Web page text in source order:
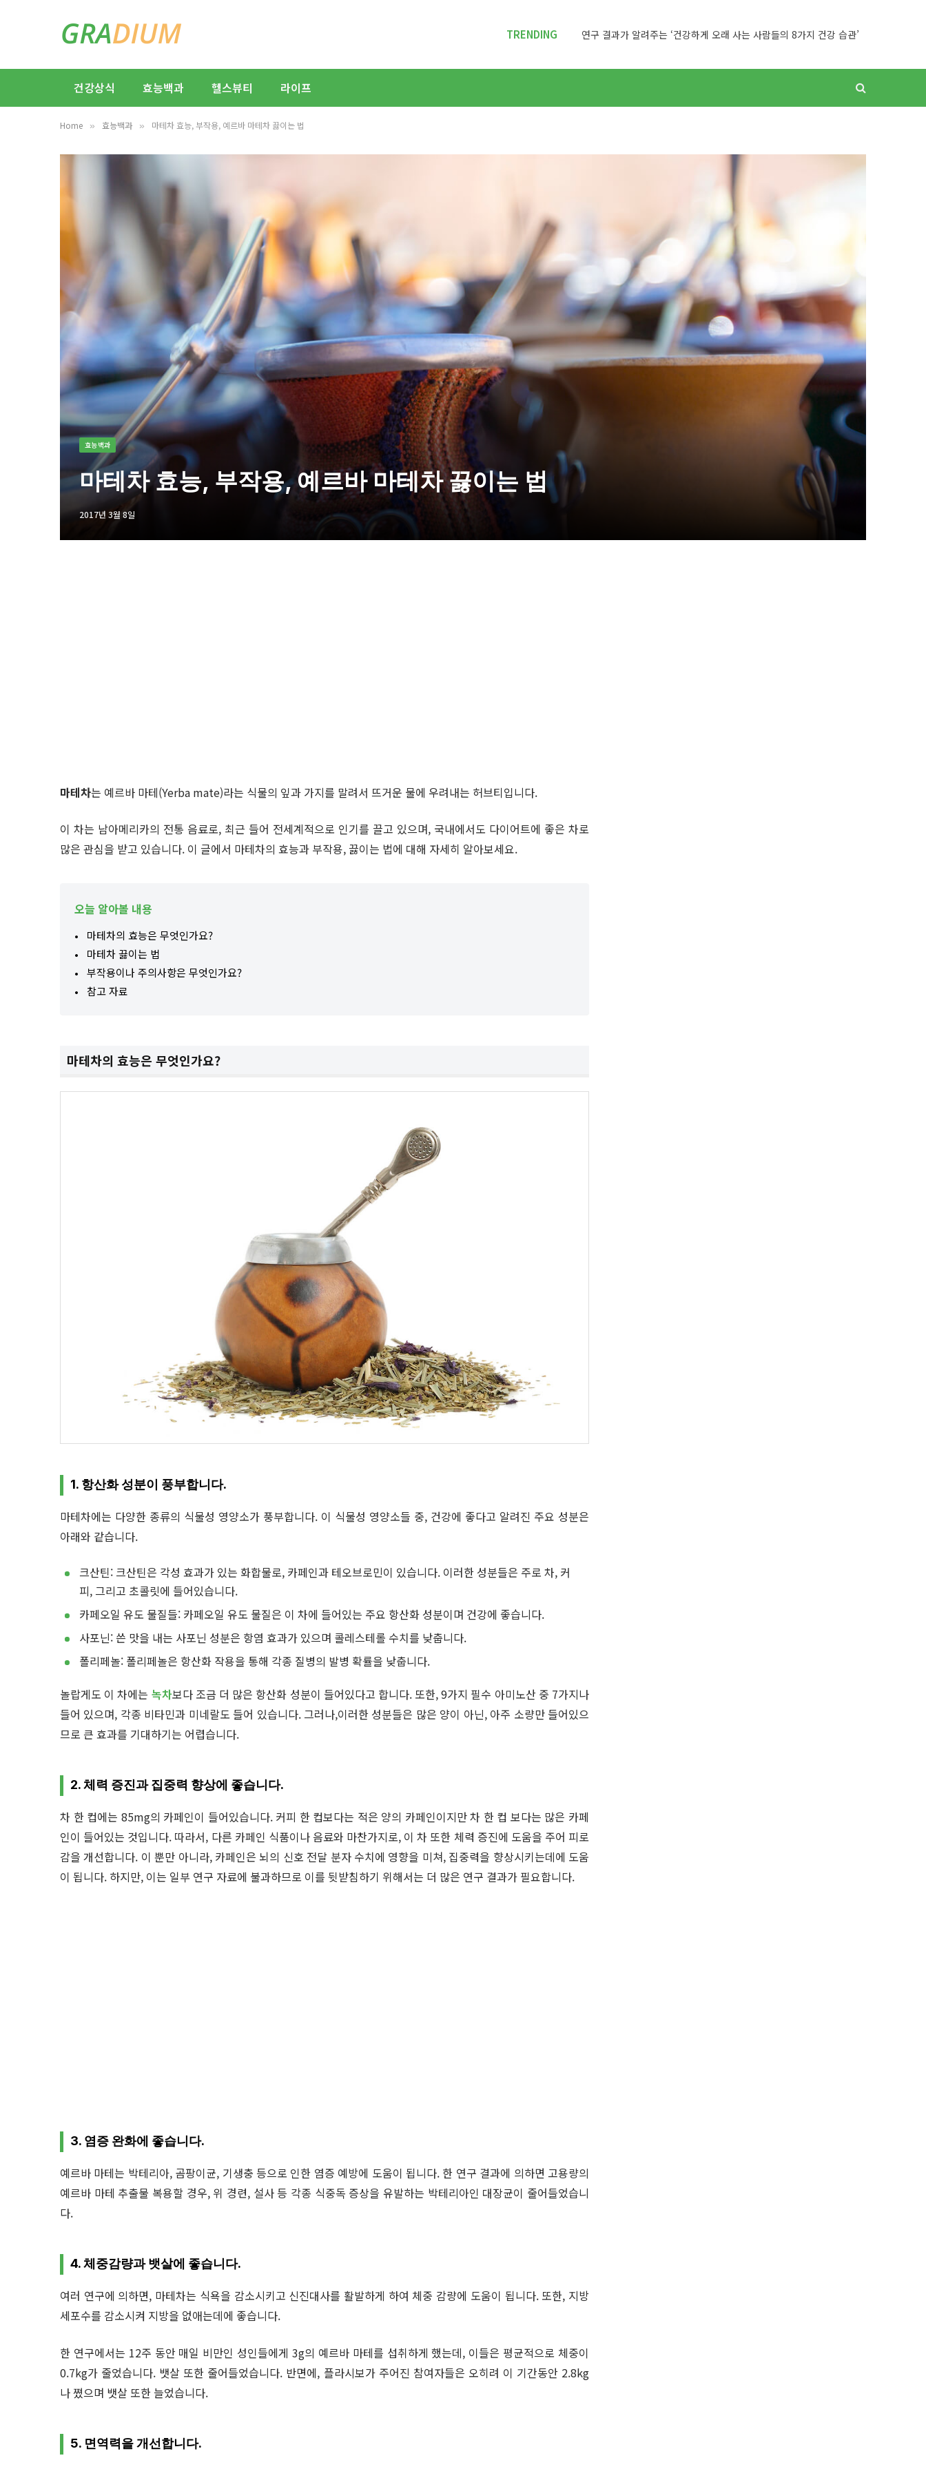
TRENDING 연구 결과가 알려주는 ‘건강하게 오래 사는 사람들의 8가지 건강 습관’
건강상식 효능백과 헬스뷰티 라이프
Home » 효능백과 » 마테차 효능, 부작용, 예르바 마테차 끓이는 법
효능백과
마테차 효능, 부작용, 예르바 마테차 끓이는 법
2017년 3월 8일
마테차는 예르바 마테(Yerba mate)라는 식물의 잎과 가지를 말려서 뜨거운 물에 우려내는 허브티입니다.
이 차는 남아메리카의 전통 음료로, 최근 들어 전세계적으로 인기를 끌고 있으며, 국내에서도 다이어트에 좋은 차로
많은 관심을 받고 있습니다. 이 글에서 마테차의 효능과 부작용, 끓이는 법에 대해 자세히 알아보세요.
오늘 알아볼 내용
마테차의 효능은 무엇인가요?
마테차 끓이는 법
부작용이나 주의사항은 무엇인가요?
참고 자료
마테차의 효능은 무엇인가요?
1. 항산화 성분이 풍부합니다.
마테차에는 다양한 종류의 식물성 영양소가 풍부합니다. 이 식물성 영양소들 중, 건강에 좋다고 알려진 주요 성분은
아래와 같습니다.
크산틴: 크산틴은 각성 효과가 있는 화합물로, 카페인과 테오브로민이 있습니다. 이러한 성분들은 주로 차, 커
피, 그리고 초콜릿에 들어있습니다.
카페오일 유도 물질들: 카페오일 유도 물질은 이 차에 들어있는 주요 항산화 성분이며 건강에 좋습니다.
사포닌: 쓴 맛을 내는 사포닌 성분은 항염 효과가 있으며 콜레스테롤 수치를 낮춥니다.
폴리페놀: 폴리페놀은 항산화 작용을 통해 각종 질병의 발병 확률을 낮춥니다.
놀랍게도 이 차에는 녹차보다 조금 더 많은 항산화 성분이 들어있다고 합니다. 또한, 9가지 필수 아미노산 중 7가지나
들어 있으며, 각종 비타민과 미네랄도 들어 있습니다. 그러나,이러한 성분들은 많은 양이 아닌, 아주 소량만 들어있으
므로 큰 효과를 기대하기는 어렵습니다.
2. 체력 증진과 집중력 향상에 좋습니다.
차 한 컵에는 85mg의 카페인이 들어있습니다. 커피 한 컵보다는 적은 양의 카페인이지만 차 한 컵 보다는 많은 카페
인이 들어있는 것입니다. 따라서, 다른 카페인 식품이나 음료와 마찬가지로, 이 차 또한 체력 증진에 도움을 주어 피로
감을 개선합니다. 이 뿐만 아니라, 카페인은 뇌의 신호 전달 분자 수치에 영향을 미쳐, 집중력을 향상시키는데에 도움
이 됩니다. 하지만, 이는 일부 연구 자료에 불과하므로 이를 뒷받침하기 위해서는 더 많은 연구 결과가 필요합니다.
3. 염증 완화에 좋습니다.
예르바 마테는 박테리아, 곰팡이균, 기생충 등으로 인한 염증 예방에 도움이 됩니다. 한 연구 결과에 의하면 고용량의
예르바 마테 추출물 복용할 경우, 위 경련, 설사 등 각종 식중독 증상을 유발하는 박테리아인 대장균이 줄어들었습니
다.
4. 체중감량과 뱃살에 좋습니다.
여러 연구에 의하면, 마테차는 식욕을 감소시키고 신진대사를 활발하게 하여 체중 감량에 도움이 됩니다. 또한, 지방
세포수를 감소시켜 지방을 없애는데에 좋습니다.
한 연구에서는 12주 동안 매일 비만인 성인들에게 3g의 예르바 마테를 섭취하게 했는데, 이들은 평균적으로 체중이
0.7kg가 줄었습니다. 뱃살 또한 줄어들었습니다. 반면에, 플라시보가 주어진 참여자들은 오히려 이 기간동안 2.8kg
나 쪘으며 뱃살 또한 늘었습니다.
5. 면역력을 개선합니다.